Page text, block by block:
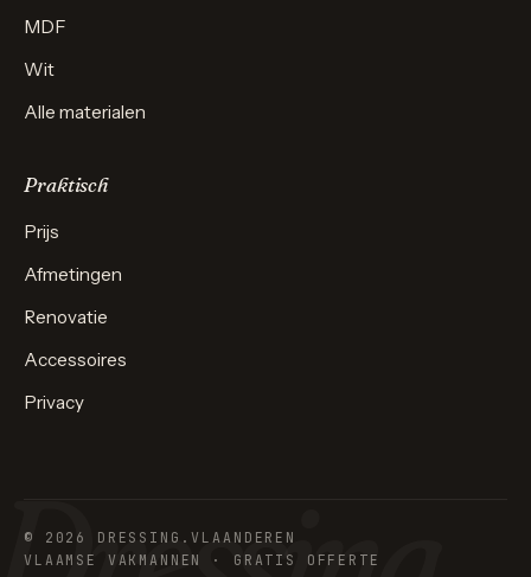
MDF
Wit
Alle materialen
Praktisch
Prijs
Afmetingen
Renovatie
Accessoires
Privacy
© 2026 DRESSING.VLAANDEREN
VLAAMSE VAKMANNEN · GRATIS OFFERTE